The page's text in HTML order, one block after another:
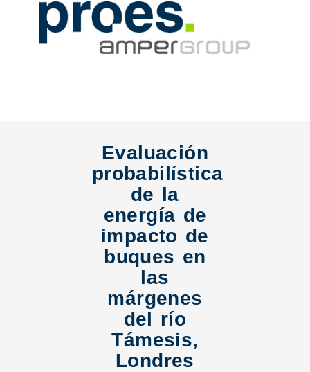
Evaluación
probabilística
de la
energía de
impacto de
buques en
las
márgenes
del río
Támesis,
Londres